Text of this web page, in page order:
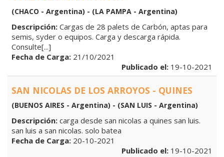
(CHACO - Argentina) - (LA PAMPA - Argentina)
Descripción: Cargas de 28 palets de Carbón, aptas para
semis, syder o equipos. Carga y descarga rápida.
Consulte[...]
Fecha de Carga: 21/10/2021
Publicado el: 19-10-2021
SAN NICOLAS DE LOS ARROYOS - QUINES
(BUENOS AIRES - Argentina) - (SAN LUIS - Argentina)
Descripción: carga desde san nicolas a quines san luis.
san luis a san nicolas. solo batea
Fecha de Carga: 20-10-2021
Publicado el: 19-10-2021